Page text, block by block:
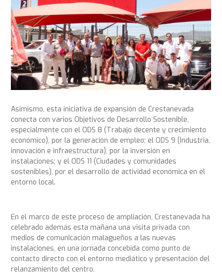
Asimismo, esta iniciativa de expansión de Crestanevada
conecta con varios Objetivos de Desarrollo Sostenible,
especialmente con el ODS 8 (Trabajo decente y crecimiento
económico), por la generación de empleo; el ODS 9 (Industria,
innovación e infraestructura), por la inversión en
instalaciones; y el ODS 11 (Ciudades y comunidades
sostenibles), por el desarrollo de actividad económica en el
entorno local.
En el marco de este proceso de ampliación, Crestanevada ha
celebrado además esta mañana una visita privada con
medios de comunicación malagueños a las nuevas
instalaciones, en una jornada concebida como punto de
contacto directo con el entorno mediático y presentación del
relanzamiento del centro.